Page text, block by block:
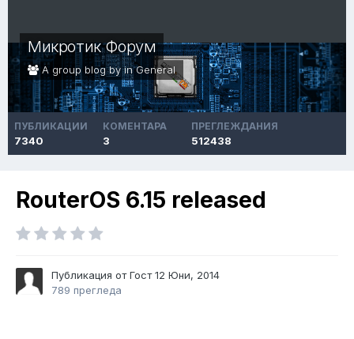
Микротик Форум
A group blog by inGeneral
ПУБЛИКАЦИИ
7340
КОМЕНТАРА
3
ПРЕГЛЕЖДАНИЯ
512438
RouterOS 6.15 released
Публикация от Гост12 Юни, 2014
789 прегледа